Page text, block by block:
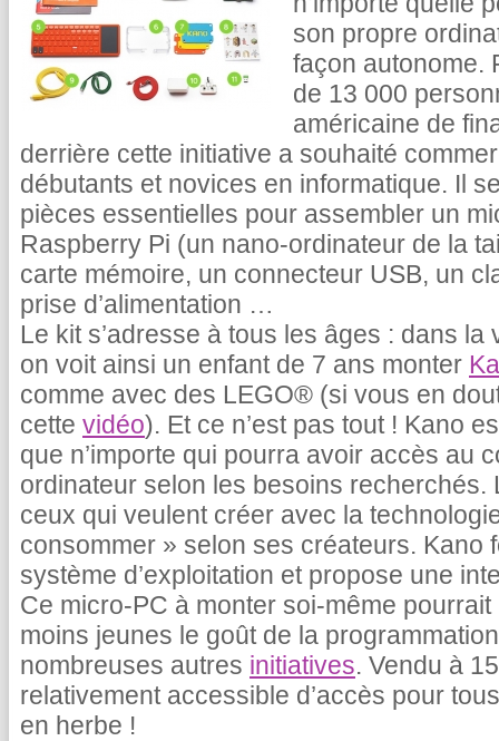
son propre
façon autonome.
de 13 000
américaine de
derrière cette initiative a souhaité
débutants et novices en informatique. Il
pièces essentielles pour assembler un
Raspberry Pi (un nano-ordinateur de la
carte mémoire, un connecteur USB, un
prise d’alimentation …
Le kit s’adresse à tous les âges : dans
on voit ainsi un enfant de 7 ans monter
comme avec des LEGO® (si vous en
cette vidéo). Et ce n’est pas tout ! Kano
que n’importe qui pourra avoir accès au
ordinateur selon les besoins recherchés.
ceux qui veulent créer avec la
consommer » selon ses créateurs. Kano
système d’exploitation et propose une
Ce micro-PC à monter soi-même
moins jeunes le goût de la
nombreuses autres initiatives. Vendu à
relativement accessible d’accès pour
en herbe !